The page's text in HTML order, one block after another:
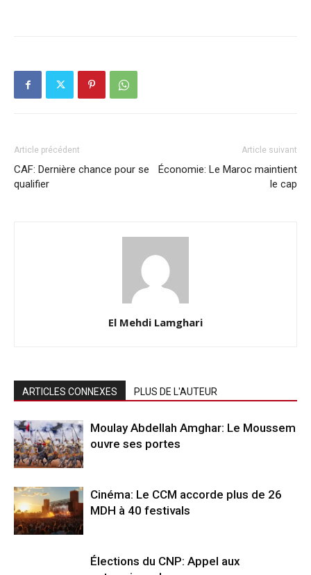
Article précédent
CAF: Dernière chance pour se
qualifier
Article suivant
Économie: Le Maroc maintient
le cap
El Mehdi Lamghari
ARTICLES CONNEXES PLUS DE L'AUTEUR
Moulay Abdellah Amghar: Le Moussem
ouvre ses portes
Cinéma: Le CCM accorde plus de 26
MDH à 40 festivals
Élections du CNP: Appel aux